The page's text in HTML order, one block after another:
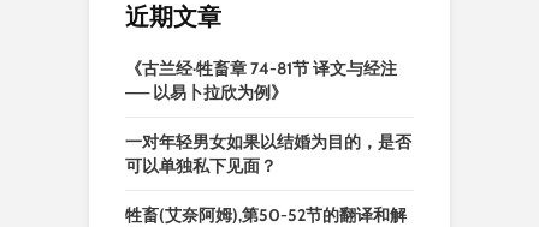
近期文章
《古兰经·牲畜章 74-81节 译文与经注
—— 以易卜拉欣为例》
一对年轻男女如果以结婚为目的，是否
可以单独私下见面？
牲畜(艾奈阿姆),第50-52节的翻译和解